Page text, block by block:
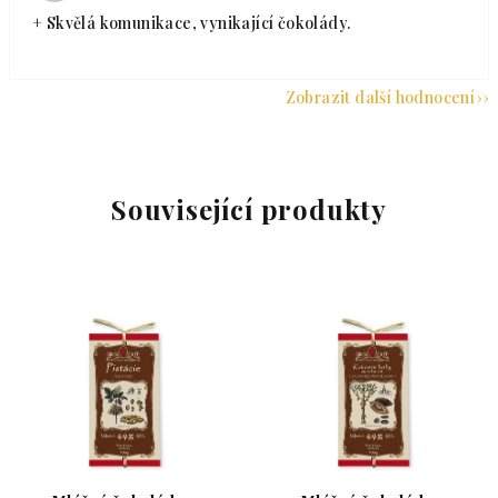
+ Skvělá komunikace, vynikající čokolády.
Zobrazit další hodnocení
Související produkty